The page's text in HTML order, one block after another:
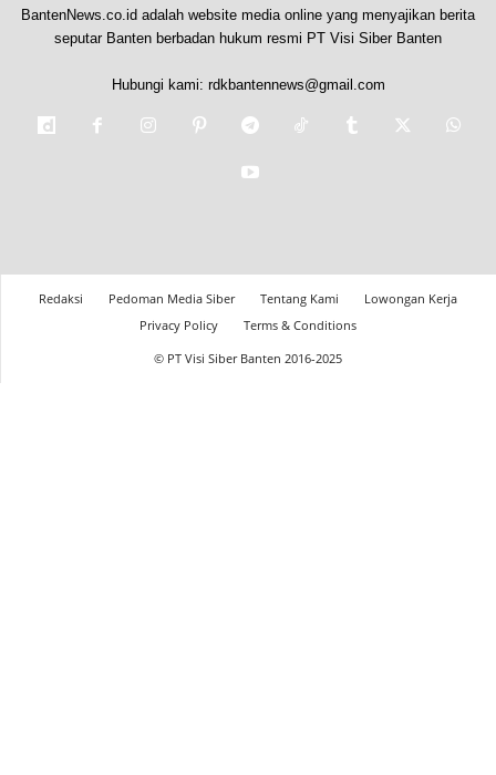
BantenNews.co.id adalah website media online yang menyajikan berita
seputar Banten berbadan hukum resmi PT Visi Siber Banten
Hubungi kami: rdkbantennews@gmail.com
Redaksi Pedoman Media Siber Tentang Kami
Lowongan Kerja
Privacy Policy
Terms & Conditions
© PT Visi Siber Banten 2016-2025